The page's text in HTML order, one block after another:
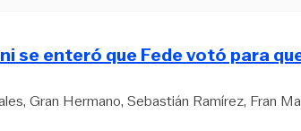
se enteró que Fede votó para
Gran Hermano Sebastián Ramírez Fran